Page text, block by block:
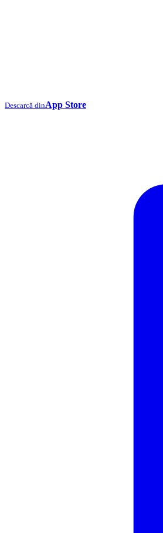
Descarcă dinApp Store